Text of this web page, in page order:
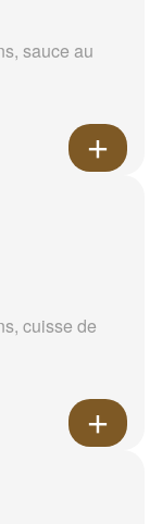
sauce au
cuisse de